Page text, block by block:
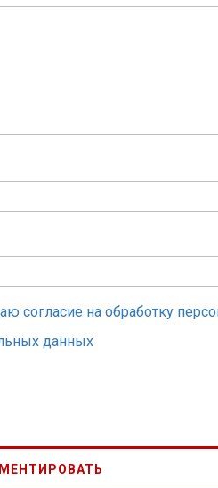
согласие на обработку
данных